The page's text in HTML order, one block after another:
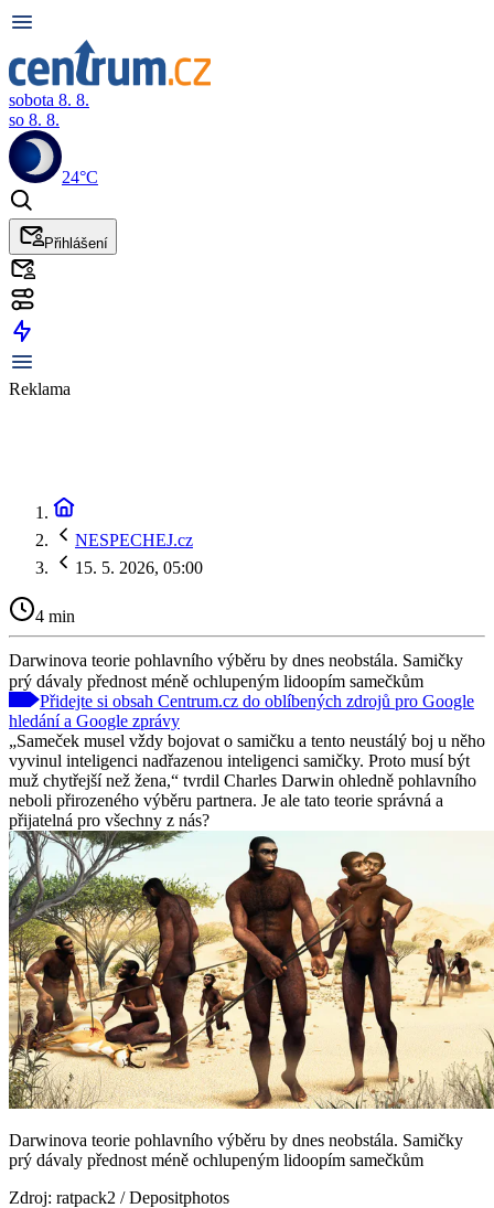
sobota 8. 8.
so 8. 8.
24°C
Přihlášení
Reklama
NESPECHEJ.cz
15. 5. 2026, 05:00
4 min
Darwinova teorie pohlavního výběru by dnes neobstála. Samičky
prý dávaly přednost méně ochlupeným lidoopím samečkům
Přidejte si obsah Centrum.cz do oblíbených zdrojů pro Google
hledání a Google zprávy
„Sameček musel vždy bojovat o samičku a tento neustálý boj u něho
vyvinul inteligenci nadřazenou inteligenci samičky. Proto musí být
muž chytřejší než žena,“ tvrdil Charles Darwin ohledně pohlavního
neboli přirozeného výběru partnera. Je ale tato teorie správná a
přijatelná pro všechny z nás?
Darwinova teorie pohlavního výběru by dnes neobstála. Samičky
prý dávaly přednost méně ochlupeným lidoopím samečkům
Zdroj: ratpack2 / Depositphotos